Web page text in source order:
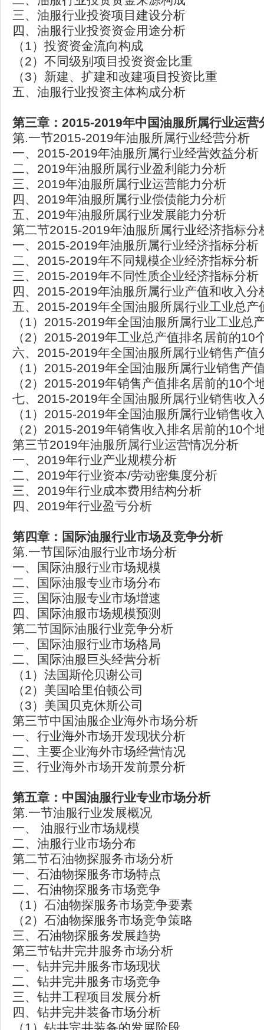
三、油服行业投资项目建设分析
四、油服行业投资资金用途分析
（1）投资资金流向构成
（2）不同级别项目投资资金比重
（3）新建、扩建和改建项目投资比重
五、油服行业投资主体构成分析
第三章： 2015-2019年中国油服所属行业运营
第.一节2015-2019年油服所属行业经营分析
一、2015-2019年油服所属行业经营效益分析
二、2019年油服所属行业盈利能力分析
三、2019年油服所属行业运营能力分析
四、2019年油服所属行业偿债能力分析
五、2019年油服所属行业发展能力分析
第二节2015-2019年油服所属行业经济指标分
一、2015-2019年油服所属行业经济指标分析
二、2015-2019年不同规模企业经济指标分析
三、2015-2019年不同性质企业经济指标分析
四、2015-2019年油服所属行业产值和收入分
五、2015-2019年全国油服所属行业工业总产
（1）2015-2019年全国油服所属行业工业总
（2）2015-2019年工业总产值排名居前的10
六、2015-2019年全国油服所属行业销售产值
（1）2015-2019年全国油服所属行业销售产
（2）2015-2019年销售产值排名居前的10个
七、2015-2019年全国油服所属行业销售收入
（1）2015-2019年全国油服所属行业销售收
（2）2015-2019年销售收入排名居前的10个
第三节2019年油服所属行业运营情况分析
一、2019年行业产业规模分析
二、2019年行业资本/劳动密集度分析
三、2019年行业成本费用结构分析
四、2019年行业盈亏分析
第四章：国际油服行业市场及竞争分析
第.一节国际油服行业市场分析
一、国际油服行业市场规模
二、国际油服专业市场分布
三、国际油服专业市场增速
四、国际油服市场规模预测
第二节国际油服行业竞争分析
一、国际油服行业市场格局
二、国际油服巨头经营分析
（1）法国斯伦贝谢公司
（2）美国哈里伯顿公司
（3）美国贝克休斯公司
第三节中国油服企业海外市场分析
一、行业海外市场开发现状分析
二、主要企业海外市场经营情况
三、行业海外市场开发前景分析
第五章：中国油服行业专业市场分析
第.一节油服行业发展概况
一、 油服行业市场规模
二、油服行业市场分布
第二节石油物探服务市场分析
一、石油物探服务市场特点
二、石油物探服务市场竞争
（1）石油物探服务市场竞争要素
（2）石油物探服务市场竞争策略
三、石油物探服务发展趋势
第三节钻井完井服务市场分析
一、钻井完井服务市场现状
二、钻井完井服务市场竞争
三、钻井工程项目发展分析
四、钻井完井装备市场分析